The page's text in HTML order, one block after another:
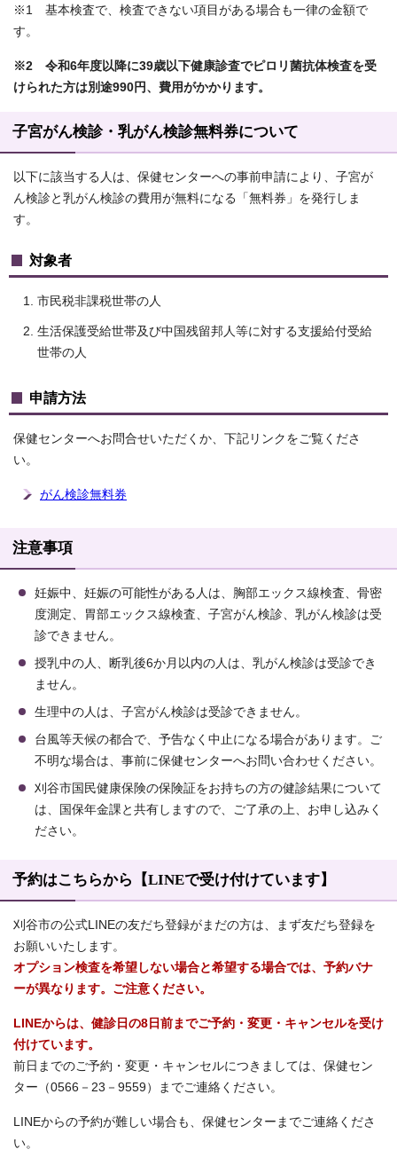
※1 基本検査で、検査できない項目がある場合も一律の金額で
す。
※2 令和6年度以降に39歳以下健康診査でピロリ菌抗体検査を受
けられた方は別途990円、費用がかかります。
子宮がん検診・乳がん検診無料券について
以下に該当する人は、保健センターへの事前申請により、子宮が
ん検診と乳がん検診の費用が無料になる「無料券」を発行しま
す。
対象者
市民税非課税世帯の人
生活保護受給世帯及び中国残留邦人等に対する支援給付受給
世帯の人
申請方法
保健センターへお問合せいただくか、下記リンクをご覧くださ
い。
がん検診無料券
注意事項
妊娠中、妊娠の可能性がある人は、胸部エックス線検査、骨密
度測定、胃部エックス線検査、子宮がん検診、乳がん検診は受
診できません。
授乳中の人、断乳後6か月以内の人は、乳がん検診は受診でき
ません。
生理中の人は、子宮がん検診は受診できません。
台風等天候の都合で、予告なく中止になる場合があります。ご
不明な場合は、事前に保健センターへお問い合わせください。
刈谷市国民健康保険の保険証をお持ちの方の健診結果について
は、国保年金課と共有しますので、ご了承の上、お申し込みく
ださい。
予約はこちらから【LINEで受け付けています】
刈谷市の公式LINEの友だち登録がまだの方は、まず友だち登録を
お願いいたします。
オプション検査を希望しない場合と希望する場合では、予約バナ
ーが異なります。ご注意ください。
LINEからは、健診日の8日前までご予約・変更・キャンセルを受け
付けています。
前日までのご予約・変更・キャンセルにつきましては、保健セン
ター（0566－23－9559）までご連絡ください。
LINEからの予約が難しい場合も、保健センターまでご連絡くださ
い。